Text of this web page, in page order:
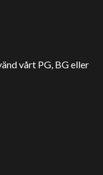
vårt PG, BG eller